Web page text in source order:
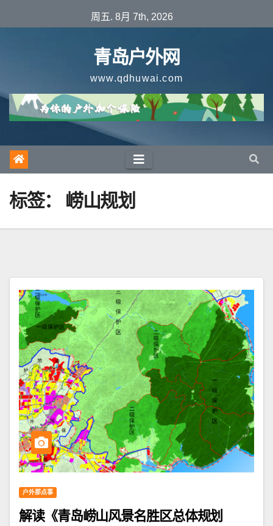
至
周五. 8月 7th, 2026
青岛户外网
www.qdhuwai.com
标签： 崂山规划
户外那点事
解读《青岛崂山风景名胜区总体规划